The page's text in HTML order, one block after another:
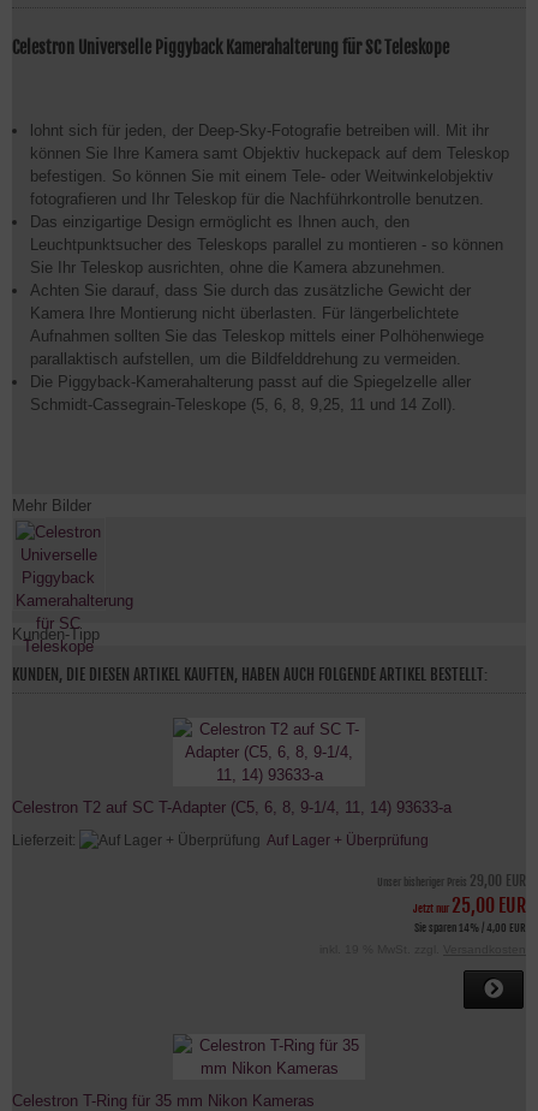
Celestron Universelle Piggyback Kamerahalterung für SC Teleskope
lohnt sich für jeden, der Deep-Sky-Fotografie betreiben will. Mit ihr
können Sie Ihre Kamera samt Objektiv huckepack auf dem Teleskop
befestigen. So können Sie mit einem Tele- oder Weitwinkelobjektiv
fotografieren und Ihr Teleskop für die Nachführkontrolle benutzen.
Das einzigartige Design ermöglicht es Ihnen auch, den
Leuchtpunktsucher des Teleskops parallel zu montieren - so können
Sie Ihr Teleskop ausrichten, ohne die Kamera abzunehmen.
Achten Sie darauf, dass Sie durch das zusätzliche Gewicht der
Kamera Ihre Montierung nicht überlasten. Für längerbelichtete
Aufnahmen sollten Sie das Teleskop mittels einer Polhöhenwiege
parallaktisch aufstellen, um die Bildfelddrehung zu vermeiden.
Die Piggyback-Kamerahalterung passt auf die Spiegelzelle aller
Schmidt-Cassegrain-Teleskope (5, 6, 8, 9,25, 11 und 14 Zoll).
Mehr Bilder
Kunden-Tipp
KUNDEN, DIE DIESEN ARTIKEL KAUFTEN, HABEN AUCH FOLGENDE ARTIKEL BESTELLT:
Celestron T2 auf SC T-Adapter (C5, 6, 8, 9-1/4, 11, 14) 93633-a
Lieferzeit: Auf Lager + Überprüfung
Unser bisheriger Preis 29,00 EUR
Jetzt nur 25,00 EUR
Sie sparen 14% / 4,00 EUR
Celestron T-Ring für 35 mm Nikon Kameras